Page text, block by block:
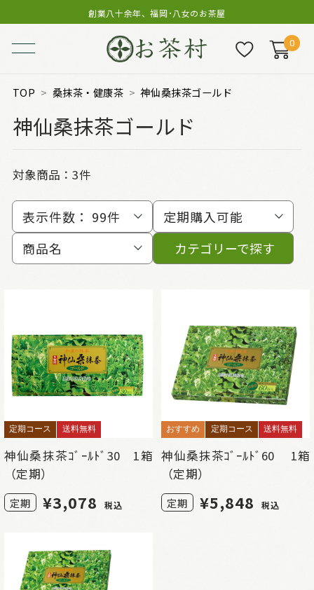
創業八十余年、福岡･八女のお茶屋
0
TOP 桑抹茶・健康茶 神仙桑抹茶ゴールド
神仙桑抹茶ゴールド
対象商品： 3件
表示件数： 99件
定期購入可能
商品名
カテゴリーで探す
定期コース 送料無料
神仙桑抹茶ｺﾞｰﾙﾄﾞ30 1箱
（定期）
定期 ¥3,078 税込
おすすめ 定期コース 送料無料
神仙桑抹茶ｺﾞｰﾙﾄﾞ60 1箱
（定期）
定期 ¥5,848 税込